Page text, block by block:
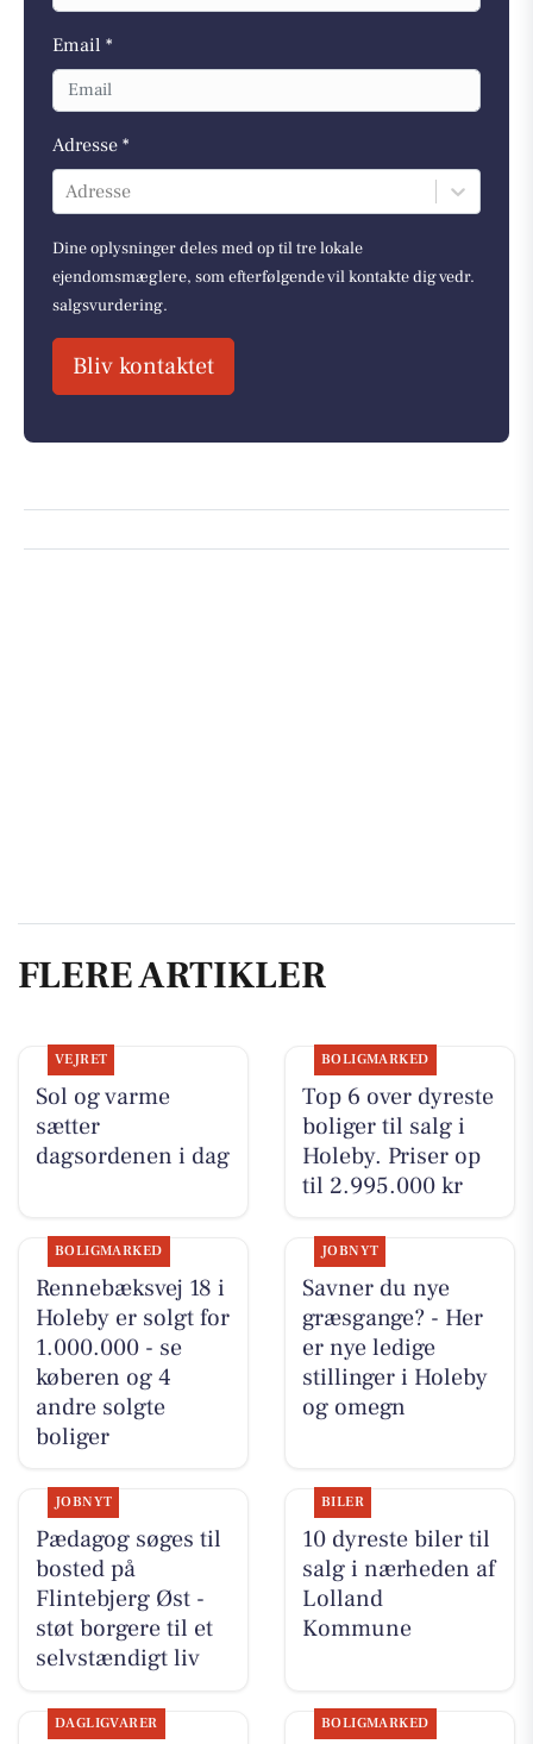
Email *
Adresse *
Adresse
Dine oplysninger deles med op til tre lokale
ejendomsmæglere, som efterfølgende vil kontakte dig vedr.
salgsvurdering.
Bliv kontaktet
FLERE ARTIKLER
VEJRET
Sol og varme
sætter
dagsordenen i dag
BOLIGMARKED
Top 6 over dyreste
boliger til salg i
Holeby. Priser op
til 2.995.000 kr
BOLIGMARKED
Rennebæksvej 18 i
Holeby er solgt for
1.000.000 - se
køberen og 4
andre solgte
boliger
JOBNYT
Savner du nye
græsgange? - Her
er nye ledige
stillinger i Holeby
og omegn
JOBNYT
Pædagog søges til
bosted på
Flintebjerg Øst -
støt borgere til et
selvstændigt liv
BILER
10 dyreste biler til
salg i nærheden af
Lolland
Kommune
DAGLIGVARER BOLIGMARKED